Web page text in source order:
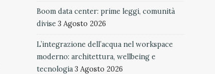
Boom data center: prime leggi, comunità
divise 3 Agosto 2026
L’integrazione dell’acqua nel workspace
moderno: architettura, wellbeing e
tecnologia 3 Agosto 2026